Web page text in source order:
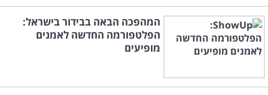
המהפכה הבאה בבידור בישראל:
הפלטפורמה החדשה לאמנים
מופיעים